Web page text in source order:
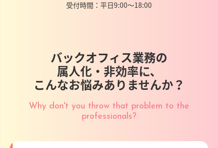
受付時間：平日9:00～18:00
バックオフィス業務の
属人化・非効率に、
こんなお悩みありませんか？
Why don't you throw that problem to the
professionals?